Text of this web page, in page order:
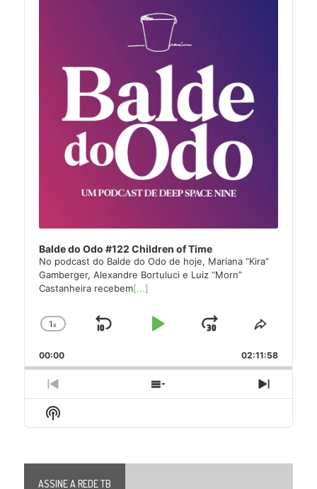
Balde do Odo #122 Children of Time
No podcast do Balde do Odo de hoje, Mariana “Kira”
Gamberger, Alexandre Bortuluci e Luiz “Morn”
Castanheira recebem[...]
Change
Rate
1x
Skip
Play
Jump
Forward
Share
Episode
00:00 02:11:58
Previous
Episode
Show
Episodes
Next
Episode
Show
Podcast
ASSINE A REDE TB